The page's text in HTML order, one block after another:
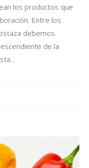
los productos que
Entre los
debemos
de la